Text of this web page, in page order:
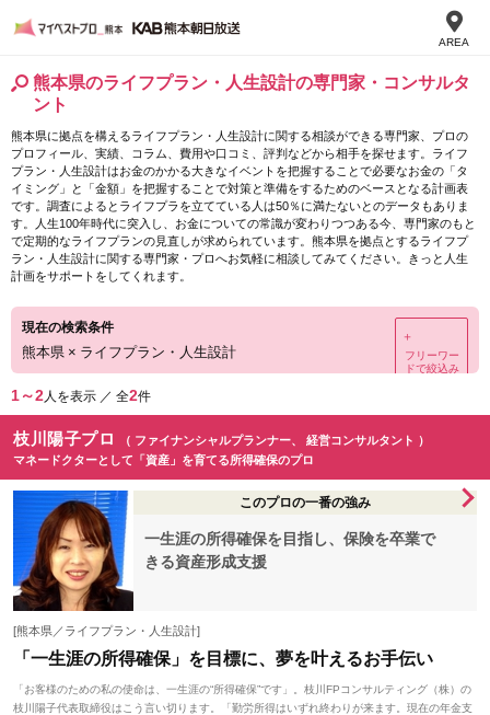
AREA
熊本県のライフプラン・人生設計の専門家・コンサルタ
ント
熊本県に拠点を構えるライフプラン・人生設計に関する相談ができる専門家、プロの
プロフィール、実績、コラム、費用や口コミ、評判などから相手を探せます。ライフ
プラン・人生設計はお金のかかる大きなイベントを把握することで必要なお金の「タ
イミング」と「金額」を把握することで対策と準備をするためのベースとなる計画表
です。調査によるとライフプラを立てている人は50％に満たないとのデータもありま
す。人生100年時代に突入し、お金についての常識が変わりつつある今、専門家のもと
で定期的なライフプランの見直しが求められています。熊本県を拠点とするライフプ
ラン・人生設計に関する専門家・プロへお気軽に相談してみてください。きっと人生
計画をサポートをしてくれます。
現在の検索条件
熊本県 × ライフプラン・人生設計
＋
フリーワー
ドで絞込み
1～2人を表示 ／ 全2件
枝川陽子プロ
（ ファイナンシャルプランナー、 経営コンサルタント ）
マネードクターとして「資産」を育てる所得確保のプロ
このプロの一番の強み
一生涯の所得確保を目指し、保険を卒業で
きる資産形成支援
[熊本県／ライフプラン・人生設計]
「一生涯の所得確保」を目標に、夢を叶えるお手伝い
「お客様のための私の使命は、一生涯の“所得確保”です」。枝川FPコンサルティング（株）の
枝川陽子代表取締役はこう言い切ります。「勤労所得はいずれ終わりが来ます。現在の年金支